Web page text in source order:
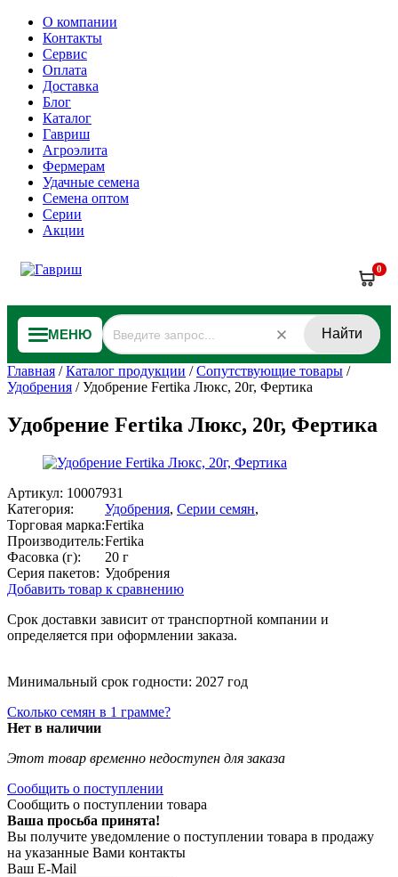
О компании
Контакты
Сервис
Оплата
Доставка
Блог
Каталог
Гавриш
Агроэлита
Фермерам
Удачные семена
Семена оптом
Серии
Акции
0
МЕНЮ Найти
Главная /Каталог продукции /Сопутствующие товары /
Удобрения /Удобрение Fertika Люкс, 20г, Фертика
Удобрение Fertika Люкс, 20г, Фертика
Артикул: 10007931
Категория:
Удобрения, Серии семян,
Торговая марка:Fertika
Производитель:Fertika
Фасовка (г):
20 г
Серия пакетов: Удобрения
Добавить товар к сравнению
Срок доставки зависит от транспортной компании и
определяется при оформлении заказа.
Минимальный срок годности: 2027 год
Сколько семян в 1 грамме?
Нет в наличии
Этот товар временно недоступен для заказа
Сообщить о поступлении
Сообщить о поступлении товара
Ваша просьба принята!
Вы получите уведомление о поступлении товара в продажу
на указанные Вами контакты
Ваш E-Mail